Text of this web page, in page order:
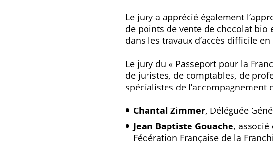
Le jury a apprécié également
de points de vente de chocolat bio
dans les travaux d’accès difficile
Le jury du « Passeport pour la
de juristes, de comptables, de
spécialistes de l’accompagnement
Chantal Zimmer, Déléguée
Jean Baptiste Gouache, associé
Fédération Française de la